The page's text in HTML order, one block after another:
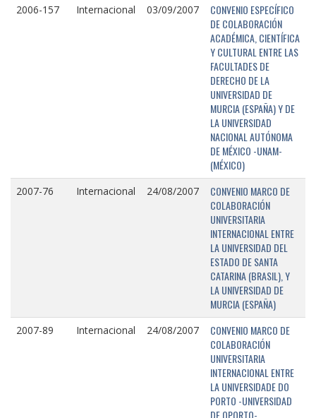
2006-157 Internacional 03/09/2007
CONVENIO ESPECÍFICO
DE COLABORACIÓN
ACADÉMICA, CIENTÍFICA
Y CULTURAL ENTRE LAS
FACULTADES DE
DERECHO DE LA
UNIVERSIDAD DE
MURCIA (ESPAÑA) Y DE
LA UNIVERSIDAD
NACIONAL AUTÓNOMA
DE MÉXICO -UNAM-
(MÉXICO)
2007-76 Internacional 24/08/2007
CONVENIO MARCO DE
COLABORACIÓN
UNIVERSITARIA
INTERNACIONAL ENTRE
LA UNIVERSIDAD DEL
ESTADO DE SANTA
CATARINA (BRASIL), Y
LA UNIVERSIDAD DE
MURCIA (ESPAÑA)
2007-89 Internacional 24/08/2007
CONVENIO MARCO DE
COLABORACIÓN
UNIVERSITARIA
INTERNACIONAL ENTRE
LA UNIVERSIDADE DO
PORTO -UNIVERSIDAD
DE OPORTO-